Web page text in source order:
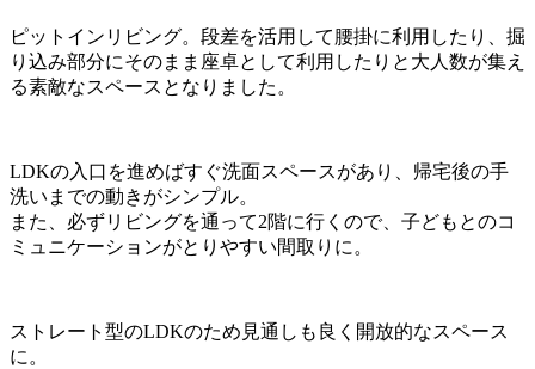
ピットインリビング。段差を活用して腰掛に利用したり、掘
り込み部分にそのまま座卓として利用したりと大人数が集え
る素敵なスペースとなりました。
LDKの入口を進めばすぐ洗面スペースがあり、帰宅後の手
洗いまでの動きがシンプル。
また、必ずリビングを通って2階に行くので、子どもとのコ
ミュニケーションがとりやすい間取りに。
ストレート型のLDKのため見通しも良く開放的なスペース
に。